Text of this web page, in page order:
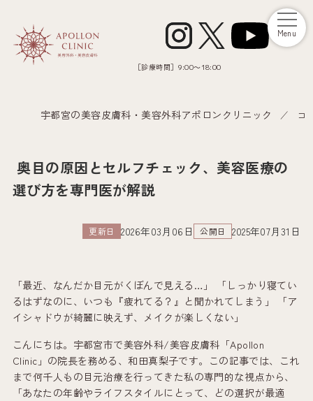
［診療時間］ 9:00～18:00
Menu
宇都宮の美容皮膚科・美容外科アポロンクリニック コ
奥目の原因とセルフチェック、美容医療の
選び方を専門医が解説
更新日 2026年03月06日 公開日 2025年07月31日
「最近、なんだか目元がくぼんで見える…」 「しっかり寝てい
るはずなのに、いつも『疲れてる？』と聞かれてしまう」 「ア
イシャドウが綺麗に映えず、メイクが楽しくない」
こんにちは。宇都宮市で美容外科/美容皮膚科「Apollon
Clinic」の院長を務める、和田真梨子です。この記事では、これ
まで何千人もの目元治療を行ってきた私の専門的な視点から、
「あなたの年齢やライフスタイルにとって、どの選択が最適